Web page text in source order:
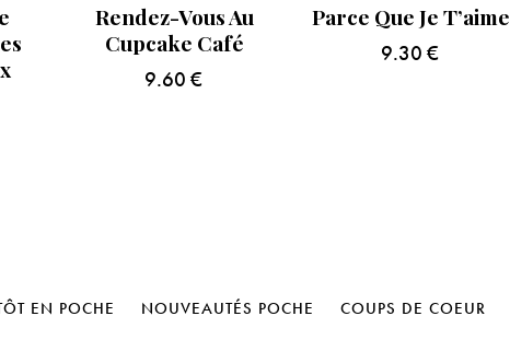
Rendez-Vous Au
Cupcake Café
9.60€
Parce Que Je T’aime
9.30 €
EN POCHE NOUVEAUTÉS POCHE COUPS DE COEUR